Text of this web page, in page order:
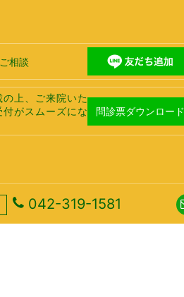
042-319-1581
相談
の上、ご来院いた
付がスムーズにな
問診票ダウンロード